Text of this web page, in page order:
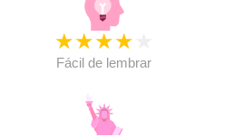
★★★★
Fácil de lembrar